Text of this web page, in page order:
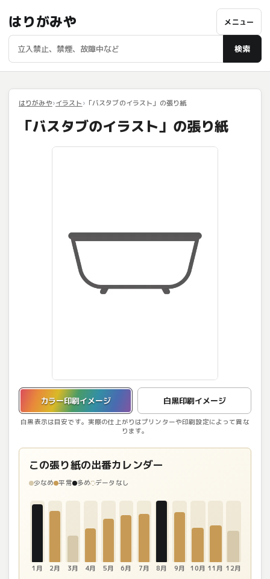
はりがみや
検索
メニュー
はりがみや イラスト 「バスタブのイラスト」の張り紙
「バスタブのイラスト」の張り紙
カラー印刷イメージ 白黒印刷イメージ
白黒表示は目安です。実際の仕上がりはプリンターや印刷設定によって異な
ります。
カラー印刷イメージを表示しています。
この張り紙の出番カレンダー
少なめ 平常 多め データなし
1月 2月 3月 4月 5月 6月 7月 8月 9月 10月 11月 12月